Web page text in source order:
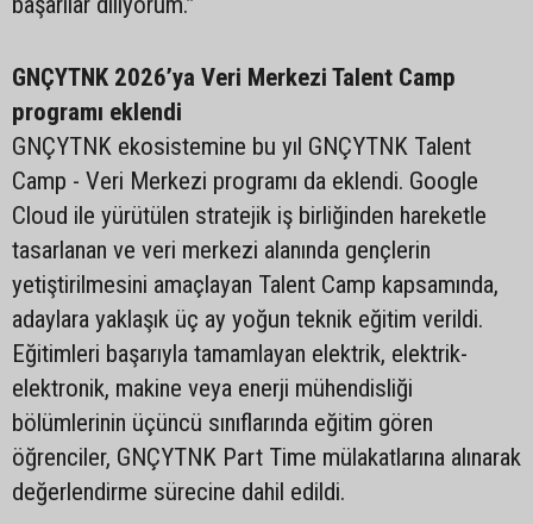
GNÇYTNK 2026’ya Veri Merkezi Talent Camp
programı eklendi
GNÇYTNK ekosistemine bu yıl GNÇYTNK Talent
Camp - Veri Merkezi programı da eklendi. Google
Cloud ile yürütülen stratejik iş birliğinden hareketle
tasarlanan ve veri merkezi alanında gençlerin
yetiştirilmesini amaçlayan Talent Camp kapsamında,
adaylara yaklaşık üç ay yoğun teknik eğitim verildi.
Eğitimleri başarıyla tamamlayan elektrik, elektrik-
elektronik, makine veya enerji mühendisliği
bölümlerinin üçüncü sınıflarında eğitim gören
öğrenciler, GNÇYTNK Part Time mülakatlarına alınarak
değerlendirme sürecine dahil edildi.